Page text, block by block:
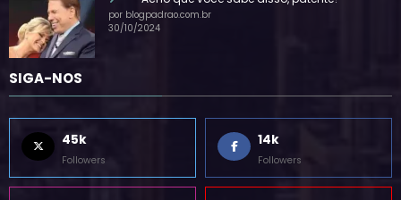
— Acho que você sabe disso, patente?
por blogpadrao.com.br
SIGA-NOS
45k
Followers
14k
Followers